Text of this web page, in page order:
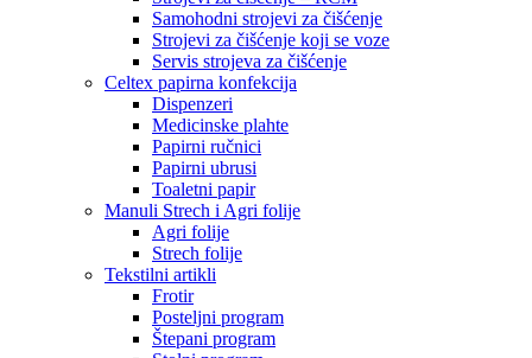
Samohodni strojevi za čišćenje
Strojevi za čišćenje koji se voze
Servis strojeva za čišćenje
Celtex papirna konfekcija
Dispenzeri
Medicinske plahte
Papirni ručnici
Papirni ubrusi
Toaletni papir
Manuli Strech i Agri folije
Agri folije
Strech folije
Tekstilni artikli
Frotir
Posteljni program
Štepani program